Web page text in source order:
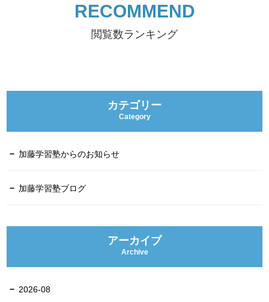
RECOMMEND
閲覧数ランキング
カテゴリー
Category
加藤学習塾からのお知らせ
加藤学習塾ブログ
アーカイブ
Archive
2026-08